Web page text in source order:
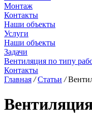
Монтаж
Контакты
Наши объекты
Услуги
Наши объекты
Задачи
Вентиляция по типу
Контакты
Главная /Статьи /